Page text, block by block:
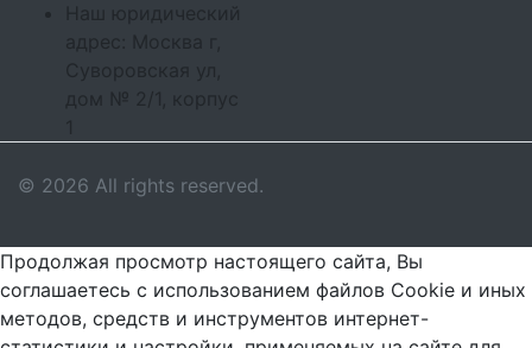
Наш юридический
адрес: Москва г,
Суворовская ул,
дом № 2/1, корпус
© 2026 All rights reserved.
Продолжая просмотр настоящего сайта, Вы
соглашаетесь с использованием файлов Cookie и иных
методов, средств и инструментов интернет-